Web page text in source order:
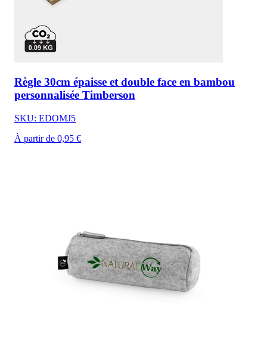
Règle 30cm épaisse et double face en bambou
personnalisée Timberson
SKU: EDOMJ5
À partir de 0,95 €